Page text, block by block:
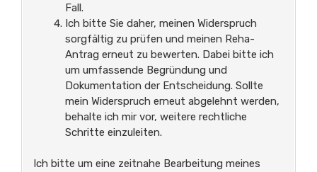
Fall.
Ich bitte Sie daher, meinen Widerspruch
sorgfältig zu prüfen und meinen Reha-
Antrag erneut zu bewerten. Dabei bitte ich
um umfassende Begründung und
Dokumentation der Entscheidung. Sollte
mein Widerspruch erneut abgelehnt werden,
behalte ich mir vor, weitere rechtliche
Schritte einzuleiten.
Ich bitte um eine zeitnahe Bearbeitung meines